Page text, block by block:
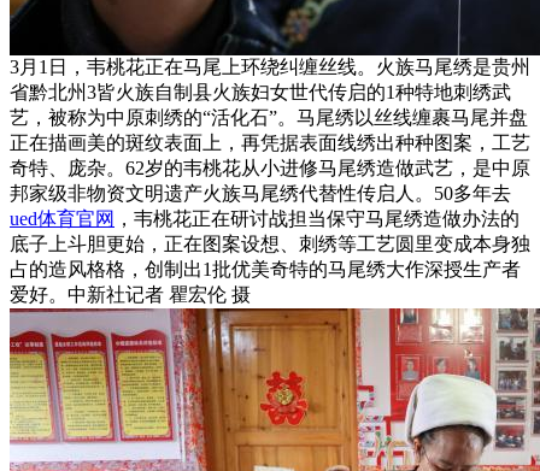
3月1日，韦桃花正在马尾上环绕纠缠丝线。火族马尾绣是贵州
省黔北州3皆火族自制县火族妇女世代传启的1种特地刺绣武
艺，被称为中原刺绣的“活化石”。马尾绣以丝线缠裹马尾并盘
正在描画美的斑纹表面上，再凭据表面线绣出种种图案，工艺
奇特、庞杂。62岁的韦桃花从小进修马尾绣造做武艺，是中原
邦家级非物资文明遗产火族马尾绣代替性传启人。50多年去
ued体育官网 ，韦桃花正在研讨战担当保守马尾绣造做办法的
底子上斗胆更始，正在图案设想、刺绣等工艺圆里变成本身独
占的造风格格，创制出1批优美奇特的马尾绣大作深授生产者
爱好。中新社记者 瞿宏伦 摄